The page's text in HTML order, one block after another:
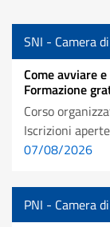
SNI - Camera
Come avviare
Formazione
Corso
Iscrizioni
07/08/2026
PNI - Camera